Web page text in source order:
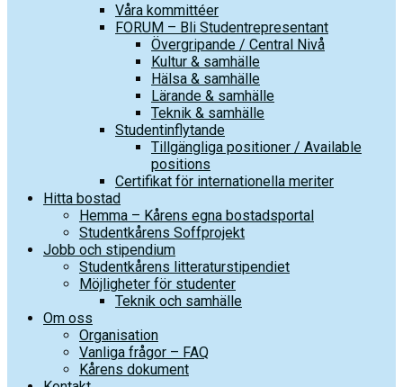
Våra kommittéer
FORUM – Bli Studentrepresentant
Övergripande / Central Nivå
Kultur & samhälle
Hälsa & samhälle
Lärande & samhälle
Teknik & samhälle
Studentinflytande
Tillgängliga positioner / Available
positions
Certifikat för internationella meriter
Hitta bostad
Hemma – Kårens egna bostadsportal
Studentkårens Soffprojekt
Jobb och stipendium
Studentkårens litteraturstipendiet
Möjligheter för studenter
Teknik och samhälle
Om oss
Organisation
Vanliga frågor – FAQ
Kårens dokument